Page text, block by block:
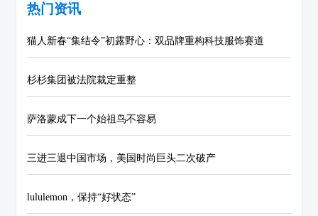
热门资讯
猫人新春“集结令”初露野心：双品牌重构科技服饰赛道
杉杉集团被法院裁定重整
萨洛蒙成下一个始祖鸟不容易
三进三退中国市场，美国时尚巨头二次破产
lululemon，保持“好状态”